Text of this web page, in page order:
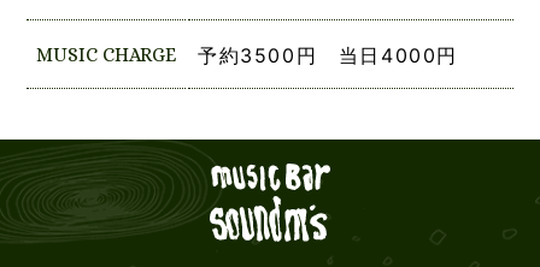
MUSIC CHARGE 予約3500円 当日4000円